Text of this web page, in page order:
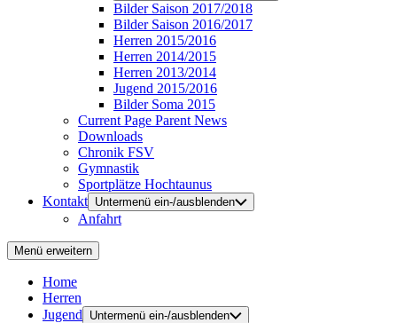
Bilder Saison 2017/2018
Bilder Saison 2016/2017
Herren 2015/2016
Herren 2014/2015
Herren 2013/2014
Jugend 2015/2016
Bilder Soma 2015
Current Page Parent News
Downloads
Chronik FSV
Gymnastik
Sportplätze Hochtaunus
Kontakt Untermenü ein-/ausblenden
Anfahrt
Menü erweitern
Home
Herren
Jugend
Untermenü ein-/ausblenden